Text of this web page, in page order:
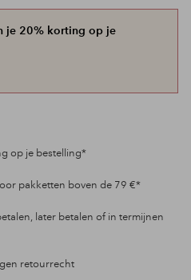
je 20% korting op je
op je bestelling*
pakketten boven de 79 €*
later betalen of in termijnen
retourrecht